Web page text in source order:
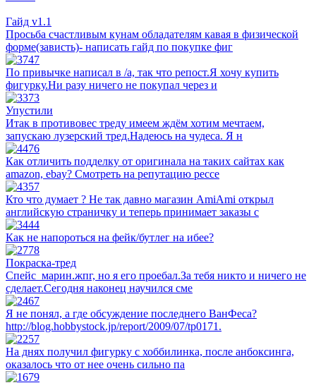
Гайд v1.1
Просьба счастливым кунам обладателям кавая в физической
форме(зависть)- написать гайд по покупке фиг
По привычке написал в /a, так что репост.Я хочу купить
фигурку.Ни разу ничего не покупал через и
Упустили
Итак в противовес треду имеем ждём хотим мечтаем,
запускаю лузерский тред.Надеюсь на чудеса. Я н
Как отличить подделку от оригинала на таких сайтах как
amazon, ebay? Смотреть на репутацию рессе
Кто что думает ? Не так давно магазин AmiAmi открыл
английскую страничку и теперь принимает заказы с
Как не напороться на фейк/бутлег на ибее?
Покраска-тред
Спейс_марин.жпг, но я его проебал.За тебя никто и ничего не
сделает.Сегодня наконец научился сме
Я не понял, а где обсуждение последнего ВанФеса?
http://blog.hobbystock.jp/report/2009/07/tp0171.
На днях получил фигурку с хоббилинка, после анбоксинга,
оказалось что от нее очень сильно па